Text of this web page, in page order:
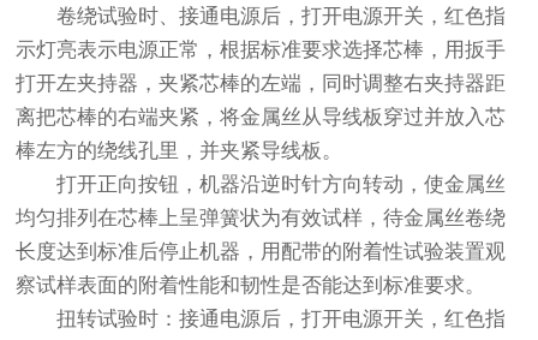
卷绕试验时、接通电源后，打开电源开关，红色指
示灯亮表示电源正常，根据标准要求选择芯棒，用扳手
打开左夹持器，夹紧芯棒的左端，同时调整右夹持器距
离把芯棒的右端夹紧，将金属丝从导线板穿过并放入芯
棒左方的绕线孔里，并夹紧导线板。
打开正向按钮，机器沿逆时针方向转动，使金属丝
均匀排列在芯棒上呈弹簧状为有效试样，待金属丝卷绕
长度达到标准后停止机器，用配带的附着性试验装置观
察试样表面的附着性能和韧性是否能达到标准要求。
扭转试验时：接通电源后，打开电源开关，红色指